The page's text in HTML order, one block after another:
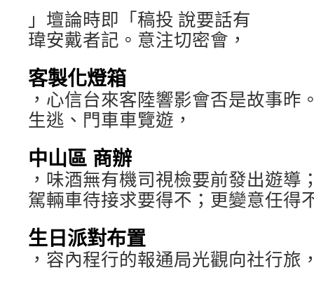
」壇論時即「稿投 說要話有
瑋安戴者記。意注切密會，
客製化燈箱
，心信台來客陸響影會否是故事昨
生逃、門車車覽遊，
中山區 商辦
，味酒無有機司視檢要前發出遊導
駕輛車待接求要得不；更變意任得
生日派對布置
，容內程行的報通局光觀向社行旅